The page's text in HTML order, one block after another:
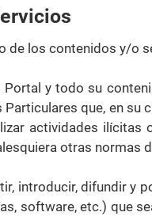
de los contenidos y/
y todo su
Particulares que, en
actividades
otras normas
introducir, difundir y
software, etc.) que